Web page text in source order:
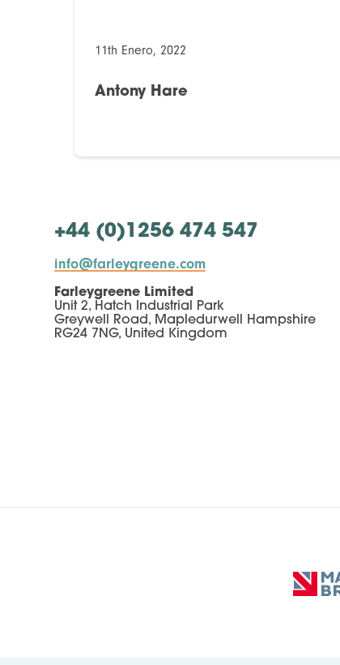
11th Enero, 2022
Antony Hare
+44 (0)1256 474 547
info@farleygreene.com
Farleygreene Limited
Unit 2, Hatch Industrial Park
Greywell Road, Mapledurwell Hampshire
RG24 7NG, United Kingdom